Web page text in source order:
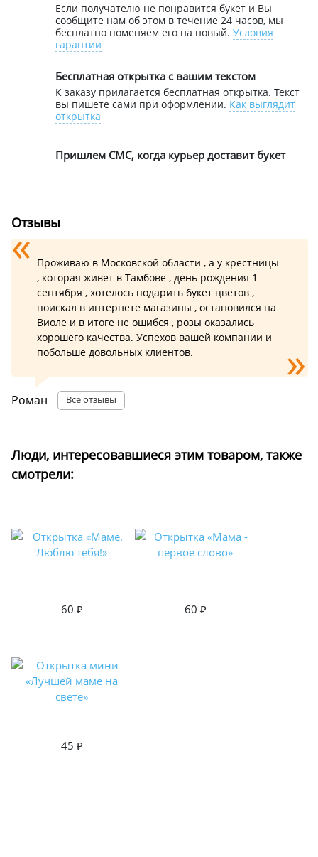
Если получателю не понравится букет и Вы
сообщите нам об этом в течение 24 часов, мы
бесплатно поменяем его на новый. Условия
гарантии
Бесплатная открытка с вашим текстом
К заказу прилагается бесплатная открытка. Текст
вы пишете сами при оформлении. Как выглядит
открытка
Пришлем СМС, когда курьер доставит букет
Отзывы
Проживаю в Московской области , а у крестницы
, которая живет в Тамбове , день рождения 1
сентября , хотелось подарить букет цветов ,
поискал в интернете магазины , остановился на
Виоле и в итоге не ошибся , розы оказались
хорошего качества. Успехов вашей компании и
побольше довольных клиентов.
Роман Все отзывы
Люди, интересовавшиеся этим товаром, также
смотрели:
60 60
45